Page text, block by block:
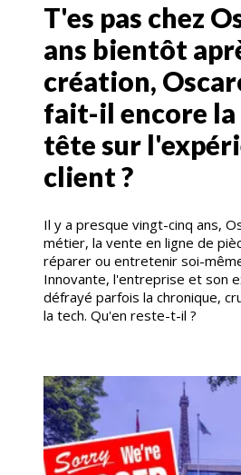
T'es pas chez
ans bientôt
création,
fait-il encore la
tête sur
client ?
Il y a presque vingt-cinq ans,
métier, la vente en ligne de
réparer ou entretenir soi-
Innovante, l'entreprise et son
défrayé parfois la chronique,
la tech. Qu'en reste-t-il ?